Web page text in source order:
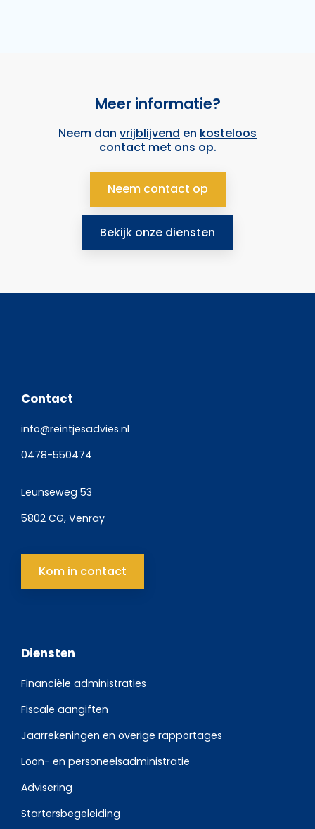
Meer informatie?
Neem dan vrijblijvend en kosteloos
contact met ons op.
Neem contact op
Bekijk onze diensten
Contact
info@reintjesadvies.nl
0478-550474
Leunseweg 53
5802 CG, Venray
Kom in contact
Diensten
Financiële administraties
Fiscale aangiften
Jaarrekeningen en overige rapportages
Loon- en personeelsadministratie
Advisering
Startersbegeleiding